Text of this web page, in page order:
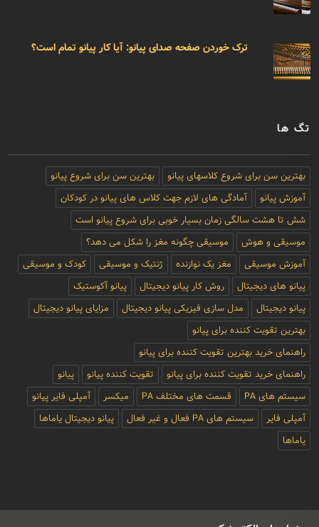
ترک خوردن صفحه صدای پیانو: آیا کار پیانو تمام است؟
تگ ها
بهترین سن برای شروع کلاسهای پیانو
بهترین سن برای شروع پیانو
آموزش پیانو
آمادگی های لازم جهت کلاس های پیانو در کودکان
شش تا هشت سالگی زمان بسیار خوبی برای شروع پیانو است
موسیقی و هوش
موسیقی چگونه مغز را شکل می دهد؟
آموزش موسیقی
مغز یک نوازنده ژنتیک و موسیقی
کودک و موسیقی
پیانو های دیجیتال
روش کار پیانو دیجیتال
پیانو آکوستیک
پیانو دیجیتال
مدل سازی فیزیکی پیانو دیجیتال
مزایای پیانو دیجیتال
بهترین تقویت کننده برای پیانو
راهنمای خرید بهترین تقویت کننده برای پیانو
راهنمای خرید تقویت کننده برای پیانو
تقویت کننده پیانو
پیانو
سیستم های PA
قسمت های مختلف PA میکسر
آمپلی فایر پیانو
آمپلی فایر
سیستم های PA فعال و غیر فعال
پیانو دیجیتال یاماها
یاماها